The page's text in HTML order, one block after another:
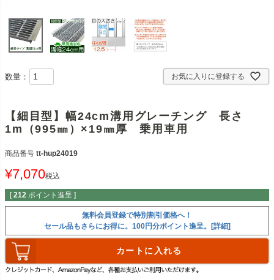
お気に入りに登録する
数量：
【細目型】幅24cm溝用グレーチング 長さ
1m（995㎜）×19㎜厚 乗用車用
商品番号 tt-hup24019
¥7,070税込
[ 212 ポイント進呈 ]
無料会員登録で特別割引価格へ！
セール品もさらにお得に。100円分ポイント進呈。[詳細]
カートに入れる